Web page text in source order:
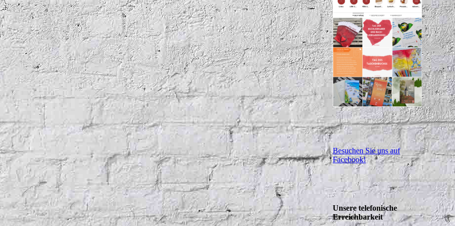
Besuchen Sie uns auf
Facebook!
Unsere telefonische
Erreichbarkeit